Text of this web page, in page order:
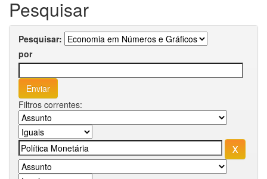
Pesquisar
Pesquisar:
por
Filtros correntes: